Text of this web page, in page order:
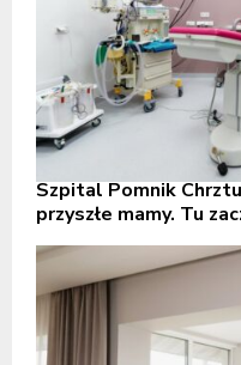
Szpital Pomnik
przyszłe mamy. Tu